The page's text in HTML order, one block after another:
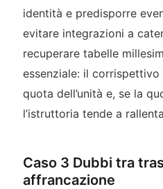
identità e predisporre
evitare integrazioni a
recuperare tabelle
essenziale: il
quota dell’unità e, se la
l’istruttoria tende a
Caso 3 Dubbi tra
affrancazione